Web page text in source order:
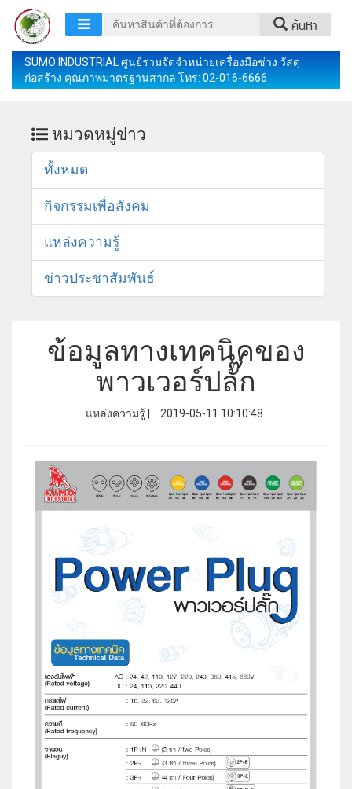
ค้นหา
SUMO INDUSTRIAL ศูนย์รวมจัดจำหน่ายเครื่องมือช่าง วัสดุ
ก่อสร้าง คุณภาพมาตรฐานสากล โทร: 02-016-6666
หมวดหมู่ข่าว
ทั้งหมด
กิจกรรมเพื่อสังคม
แหล่งความรู้
ข่าวประชาสัมพันธ์
ข้อมูลทางเทคนิคของ
พาวเวอร์ปลั๊ก
แหล่งความรู้ | 2019-05-11 10:10:48